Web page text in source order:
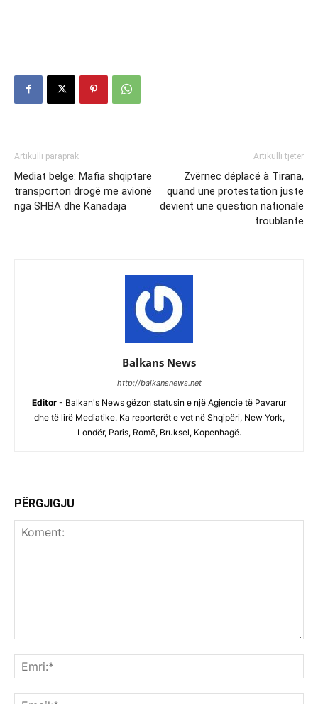
Artikulli paraprak
Mediat belge: Mafia shqiptare
transporton drogë me avionë
nga SHBA dhe Kanadaja
Artikulli tjetër
Zvërnec déplacé à Tirana,
quand une protestation juste
devient une question nationale
troublante
Balkans News
http://balkansnews.net
Editor - Balkan's News gëzon statusin e një Agjencie të Pavarur
dhe të lirë Mediatike. Ka reporterët e vet në Shqipëri, New York,
Londër, Paris, Romë, Bruksel, Kopenhagë.
PËRGJIGJU